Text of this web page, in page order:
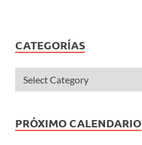
CATEGORÍAS
PRÓXIMO CALENDARIO